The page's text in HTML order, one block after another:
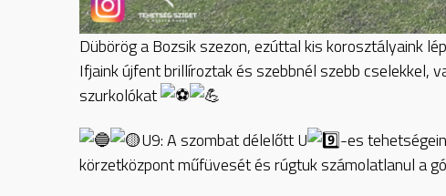
Dübörög a Bozsik szezon, ezúttal kis korosztályaink
Ifjaink újfent brillíroztak és szebbnél szebb cselekkel,
szurkolókat
U9: A szombat délelőtt U
-es
körzetközpont műfüvesét és rúgtuk számolatlanul a